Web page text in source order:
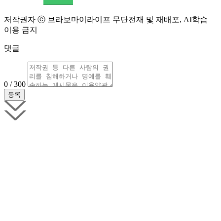
저작권자 ⓒ 브라보마이라이프 무단전재 및 재배포, AI학습
이용 금지
댓글
0 / 300